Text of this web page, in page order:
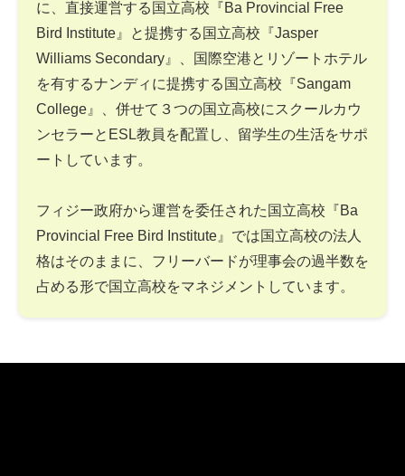
に、直接運営する国立高校『Ba Provincial Free
Bird Institute』と提携する国立高校『Jasper
Williams Secondary』、国際空港とリゾートホテル
を有するナンディに提携する国立高校『Sangam
College』、併せて３つの国立高校にスクールカウ
ンセラーとESL教員を配置し、留学生の生活をサポ
ートしています。
フィジー政府から運営を委任された国立高校『Ba
Provincial Free Bird Institute』では国立高校の法人
格はそのままに、フリーバードが理事会の過半数を
占める形で国立高校をマネジメントしています。